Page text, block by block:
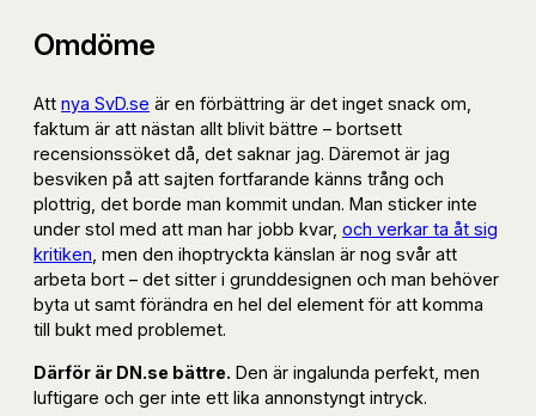
Omdöme
Att nya SvD.se är en förbättring är det inget snack om,
faktum är att nästan allt blivit bättre – bortsett
recensionssöket då, det saknar jag. Däremot är jag
besviken på att sajten fortfarande känns trång och
plottrig, det borde man kommit undan. Man sticker inte
under stol med att man har jobb kvar, och verkar ta åt sig
kritiken , men den ihoptryckta känslan är nog svår att
arbeta bort – det sitter i grunddesignen och man behöver
byta ut samt förändra en hel del element för att komma
till bukt med problemet.
Därför är DN.se bättre. Den är ingalunda perfekt, men
luftigare och ger inte ett lika annonstyngt intryck.